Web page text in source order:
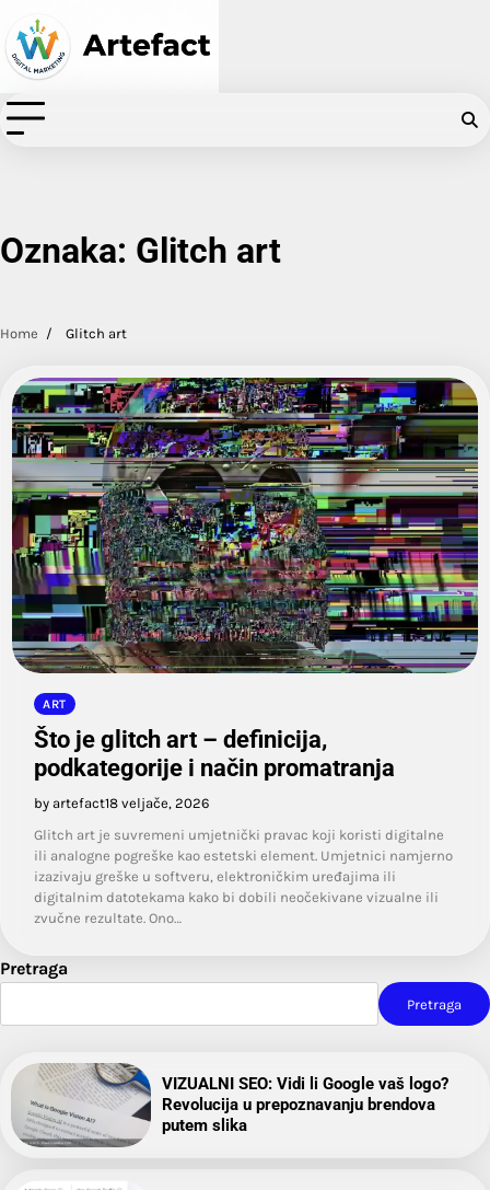
content
Oznaka: Glitch art
Home Glitch art
ART
Što je glitch art – definicija,
podkategorije i način promatranja
by artefact18 veljače, 2026
Glitch art je suvremeni umjetnički pravac koji koristi digitalne
ili analogne pogreške kao estetski element. Umjetnici namjerno
izazivaju greške u softveru, elektroničkim uređajima ili
digitalnim datotekama kako bi dobili neočekivane vizualne ili
zvučne rezultate. Ono…
Pretraga
Pretraga
VIZUALNI SEO: Vidi li Google vaš logo?
Revolucija u prepoznavanju brendova
putem slika